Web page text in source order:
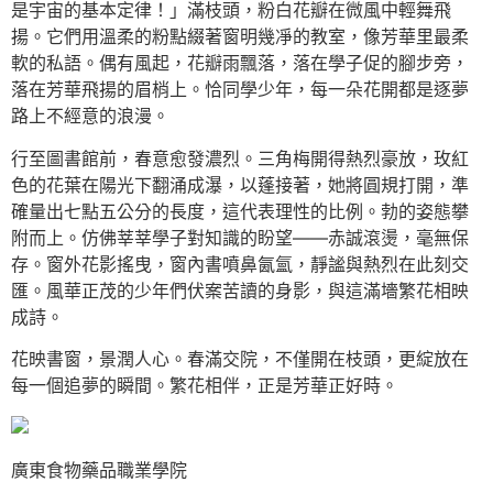
是宇宙的基本定律！」滿枝頭，粉白花瓣在微風中輕舞飛
揚。它們用溫柔的粉點綴著窗明幾凈的教室，像芳華里最柔
軟的私語。偶有風起，花瓣雨飄落，落在學子促的腳步旁，
落在芳華飛揚的眉梢上。恰同學少年，每一朵花開都是逐夢
路上不經意的浪漫。
行至圖書館前，春意愈發濃烈。三角梅開得熱烈豪放，玫紅
色的花葉在陽光下翻涌成瀑，以蓬接著，她將圓規打開，準
確量出七點五公分的長度，這代表理性的比例。勃的姿態攀
附而上。仿佛莘莘學子對知識的盼望——赤誠滾燙，毫無保
存。窗外花影搖曳，窗內書噴鼻氤氳，靜謐與熱烈在此刻交
匯。風華正茂的少年們伏案苦讀的身影，與這滿墻繁花相映
成詩。
花映書窗，景潤人心。春滿交院，不僅開在枝頭，更綻放在
每一個追夢的瞬間。繁花相伴，正是芳華正好時。
廣東食物藥品職業學院